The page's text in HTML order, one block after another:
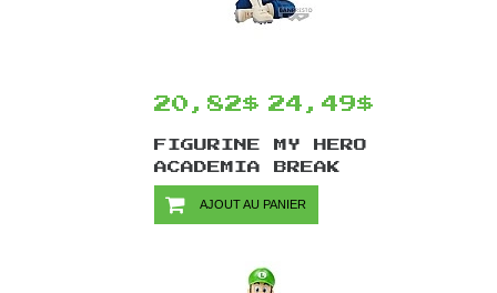
20,82$ 24,49$
FIGURINE MY HERO
ACADEMIA BREAK
TIME COLLECTION
VOL.3 PAR
AJOUT AU PANIER